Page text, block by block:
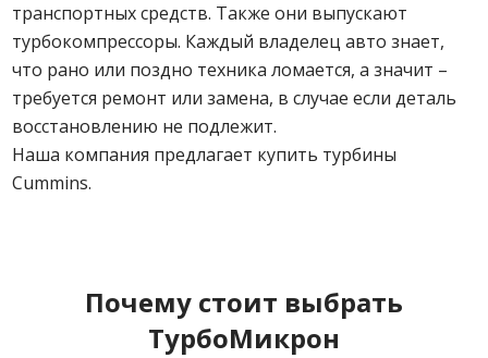
транспортных средств. Также они выпускают
турбокомпрессоры. Каждый владелец авто знает,
что рано или поздно техника ломается, а значит –
требуется ремонт или замена, в случае если деталь
восстановлению не подлежит.
Наша компания предлагает купить турбины
Cummins.
Почему стоит выбрать
ТурбоМикрон